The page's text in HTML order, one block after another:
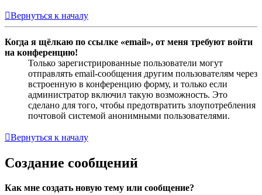
Вернуться к началу
Когда я щёлкаю по ссылке «email», от меня требуют войти
на конференцию!
Только зарегистрированные пользователи могут
отправлять email-сообщения другим пользователям через
встроенную в конференцию форму, и только если
администратор включил такую возможность. Это
сделано для того, чтобы предотвратить злоупотребления
почтовой системой анонимными пользователями.
Вернуться к началу
Создание сообщений
Как мне создать новую тему или сообщение?